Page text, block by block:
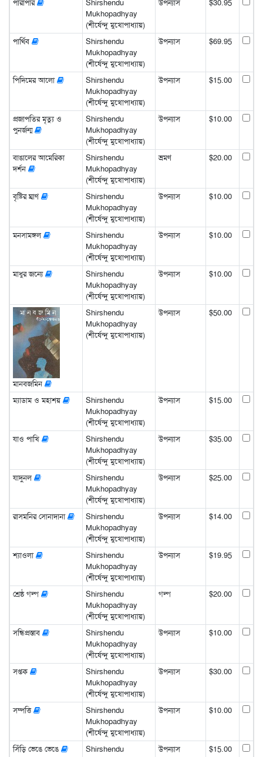
পারাপার
Shirshendu
Mukhopadhyay
(শীর্ষেন্দু মুখোপাধ্যায়)
উপন্যাস $30.95
পার্থিব
Shirshendu
Mukhopadhyay
(শীর্ষেন্দু মুখোপাধ্যায়)
উপন্যাস $69.95
পিদিমের আলো
Shirshendu
Mukhopadhyay
(শীর্ষেন্দু মুখোপাধ্যায়)
উপন্যাস $15.00
প্রজাপতির মৃত্যু ও
পুনর্জন্ম
Shirshendu
Mukhopadhyay
(শীর্ষেন্দু মুখোপাধ্যায়)
উপন্যাস $10.00
বাঙালের আমেরিকা
দর্শন
Shirshendu
Mukhopadhyay
(শীর্ষেন্দু মুখোপাধ্যায়)
ভ্রমণ $20.00
বৃষ্টির ঘ্রাণ
Shirshendu
Mukhopadhyay
(শীর্ষেন্দু মুখোপাধ্যায়)
উপন্যাস $10.00
মনসামঙ্গল
Shirshendu
Mukhopadhyay
(শীর্ষেন্দু মুখোপাধ্যায়)
উপন্যাস $10.00
মাধুর জন্যে
Shirshendu
Mukhopadhyay
(শীর্ষেন্দু মুখোপাধ্যায়)
উপন্যাস $10.00
মানবজমিন
Shirshendu
Mukhopadhyay
(শীর্ষেন্দু মুখোপাধ্যায়)
উপন্যাস $50.00
ম্যাডাম ও মহাশয়
Shirshendu
Mukhopadhyay
(শীর্ষেন্দু মুখোপাধ্যায়)
উপন্যাস $15.00
যাও পাখি
Shirshendu
Mukhopadhyay
(শীর্ষেন্দু মুখোপাধ্যায়)
উপন্যাস $35.00
যাদুনল
Shirshendu
Mukhopadhyay
(শীর্ষেন্দু মুখোপাধ্যায়)
উপন্যাস $25.00
রাসমনির সোনাদানা
Shirshendu
Mukhopadhyay
(শীর্ষেন্দু মুখোপাধ্যায়)
উপন্যাস $14.00
শ্যাওলা
Shirshendu
Mukhopadhyay
(শীর্ষেন্দু মুখোপাধ্যায়)
উপন্যাস $19.95
শ্রেষ্ঠ গল্প
Shirshendu
Mukhopadhyay
(শীর্ষেন্দু মুখোপাধ্যায়)
গল্প $20.00
সন্ধিপ্রস্তাব
Shirshendu
Mukhopadhyay
(শীর্ষেন্দু মুখোপাধ্যায়)
উপন্যাস $10.00
সপ্তক
Shirshendu
Mukhopadhyay
(শীর্ষেন্দু মুখোপাধ্যায়)
উপন্যাস $30.00
সম্পত্তি
Shirshendu
Mukhopadhyay
(শীর্ষেন্দু মুখোপাধ্যায়)
উপন্যাস $10.00
সিঁড়ি ভেঙে ভেঙে
Shirshendu
উপন্যাস $15.00